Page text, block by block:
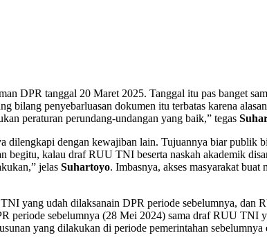
DPR tanggal 20 Maret 2025. Tanggal itu pas banget
penyebarluasan dokumen itu terbatas karena
peraturan perundang-undangan yang baik,” tegas
dilengkapi dengan kewajiban lain. Tujuannya biar publik
begitu, kalau draf RUU TNI beserta naskah akademik
jelas Suhartoyo. Imbasnya, akses masyarakat
yang udah dilaksanain DPR periode sebelumnya,
periode sebelumnya (28 Mei 2024) sama draf RUU TNI
yang dilakukan di periode pemerintahan